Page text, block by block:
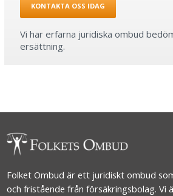
KONTAKTA OSS IDAG
Vi har erfarna juridiska ombud
ersättning.
Folket Ombud är ett juridiskt ombud
och fristående från försäkringsbolag. Vi